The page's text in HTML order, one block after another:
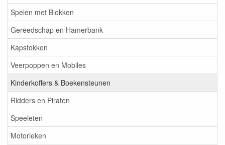
Spelen met Blokken
Gereedschap en Hamerbank
Kapstokken
Veerpoppen en Mobiles
Kinderkoffers & Boekensteunen
Ridders en Piraten
Speeleten
Motorieken